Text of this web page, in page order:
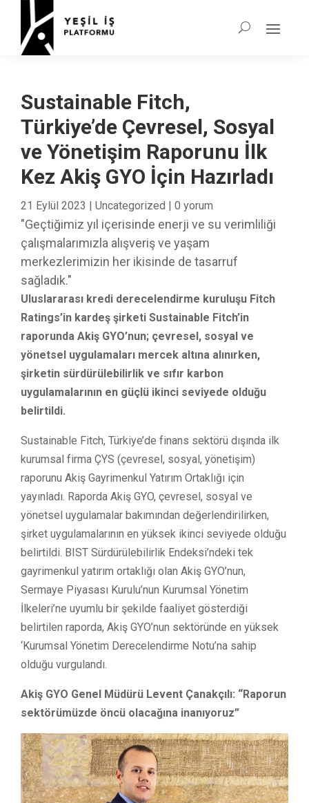
Sustainable Fitch,
Türkiye’de Çevresel, Sosyal
ve Yönetişim Raporunu İlk
Kez Akiş GYO İçin Hazırladı
21 Eylül 2023 | Uncategorized | 0 yorum
" Geçtiğimiz yıl içerisinde enerji ve su verimliliği
çalışmalarımızla alışveriş ve yaşam
merkezlerimizin her ikisinde de tasarruf
sağladık."
Uluslararası kredi derecelendirme kuruluşu Fitch
Ratings’in kardeş şirketi Sustainable Fitch’in
raporunda Akiş GYO’nun; çevresel, sosyal ve
yönetsel uygulamaları mercek altına alınırken,
şirketin sürdürülebilirlik ve sıfır karbon
uygulamalarının en güçlü ikinci seviyede olduğu
belirtildi.
Sustainable Fitch, Türkiye’de finans sektörü dışında ilk
kurumsal firma ÇYS (çevresel, sosyal, yönetişim)
raporunu Akiş Gayrimenkul Yatırım Ortaklığı için
yayınladı. Raporda Akiş GYO, çevresel, sosyal ve
yönetsel uygulamalar bakımından değerlendirilirken,
şirket uygulamalarının en yüksek ikinci seviyede olduğu
belirtildi. BIST Sürdürülebilirlik Endeksi’ndeki tek
gayrimenkul yatırım ortaklığı olan Akiş GYO’nun,
Sermaye Piyasası Kurulu’nun Kurumsal Yönetim
İlkeleri’ne uyumlu bir şekilde faaliyet gösterdiği
belirtilen raporda, Akiş GYO’nun sektöründe en yüksek
‘Kurumsal Yönetim Derecelendirme Notu’na sahip
olduğu vurgulandı.
Akiş GYO Genel Müdürü Levent Çanakçılı: “Raporun
sektörümüzde öncü olacağına inanıyoruz”